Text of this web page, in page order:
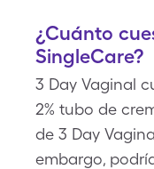
¿Cuánto
SingleCare?
3 Day Vaginal
2% tubo de
de 3 Day
embargo,